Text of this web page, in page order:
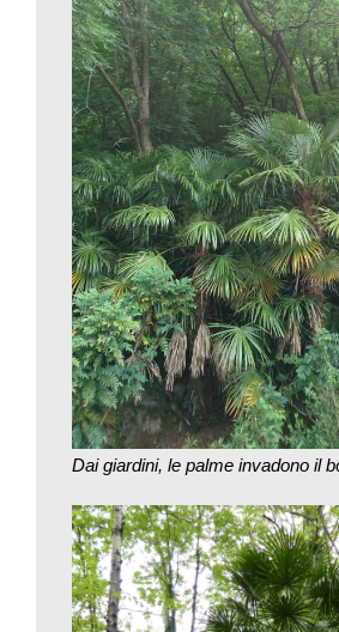
favorita anche dall’aumento di
e propria pianta invasiva, iscritta nella
I problemi che può causare ai nostri
vanno dalla concorrenza con le specie
dell’ecologia forestale, alla stabilità dei
modo scientifico l’impatto di
naturale è stato lanciato un progetto
dell’ambiente (Ufam), nell’ambito della
progetti sull’adattamento ai mutamenti
approvato cinquanta nuovi progetti, fra
Palma di Fortune. Il progetto, condotto
di Cadenazzo del WSL, Istituto federale
la neve e il paesaggio, congiuntamente
forestale e l’Ufficio natura e paesaggio,
fino alla fine del 2021. Fra gli obiettivi, il
attuale della distribuzione della palma e
sviluppi futuri, lo studio delle
particolarmente nei boschi con elevato
l’analisi del sistema radicale anche in
pericoli naturali e l’ottimizzazione delle
eradicazione.
Nell’attesa dei risultati di questo
Dai giardini, le palme invadono il